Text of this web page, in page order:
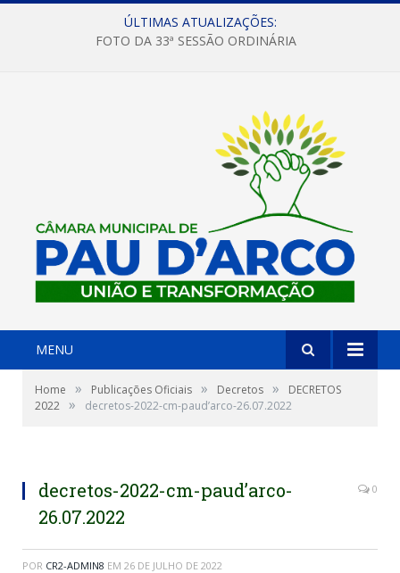
ÚLTIMAS ATUALIZAÇÕES:
FOTO DA 33ª SESSÃO ORDINÁRIA
MENU
Home » Publicações Oficiais » Decretos »
DECRETOS
2022 » decretos-2022-cm-paud’arco-26.07.2022
decretos-2022-cm-paud’arco-
26.07.2022
0
POR CR2-ADMIN8 EM 26 DE JULHO DE 2022